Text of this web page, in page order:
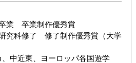
業　卒業制作優秀賞
究科修了　修了制作優秀賞（大学
中近東、ヨーロッパ各国遊学